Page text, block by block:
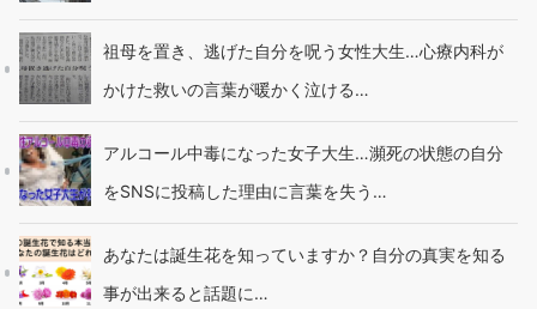
祖母を置き、逃げた自分を呪う女性大生…心療内科が
かけた救いの言葉が暖かく泣ける…
アルコール中毒になった女子大生…瀕死の状態の自分
をSNSに投稿した理由に言葉を失う…
あなたは誕生花を知っていますか？自分の真実を知る
事が出来ると話題に…